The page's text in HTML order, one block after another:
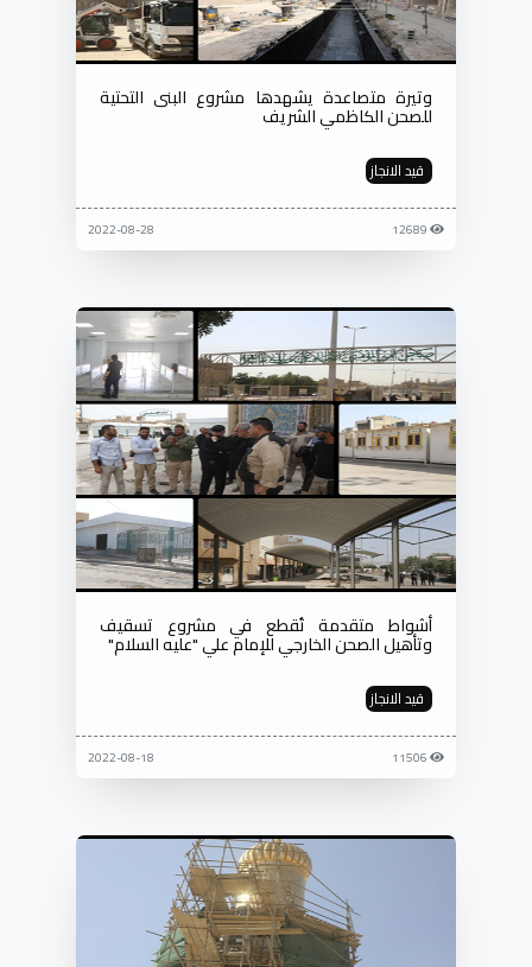
وتيرة متصاعدة يشهدها مشروع البنى التحتية
للصحن الكاظمي الشريف
قيد الانجاز
أشواط متقدمة تُقطع في مشروع تسقيف
وتأهيل الصحن الخارجي للإمام علي "عليه السلام"
قيد الانجاز